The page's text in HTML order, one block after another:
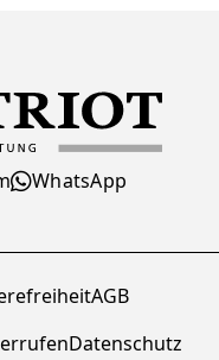
WhatsApp
AGB
Datenschutz